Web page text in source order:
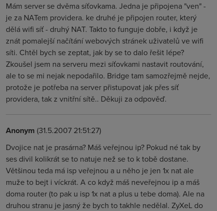
Mám server se dvěma síťovkama. Jedna je připojena "ven" -
je za NATem providera. ke druhé je připojen router, který
dělá wifi síť - druhý NAT. Takto to funguje dobře, i když je
znát pomalejší načítání webových stránek uživatelů ve wifi
síti. Chtěl bych se zeptat, jak by se to dalo řešit lépe?
Zkoušel jsem na serveru mezi síťovkami nastavit routování,
ale to se mi nejak nepodařilo. Bridge tam samozřejmě nejde,
protože je potřeba na server přistupovat jak přes síť
providera, tak z vnitřní sítě.. Děkuji za odpověď.
Anonym (31.5.2007 21:51:27)
Dvojice nat je prasárna? Máš veřejnou ip? Pokud né tak by
ses divil kolikrát se to natuje než se to k tobě dostane.
Většinou teda má isp veřejnou a u něho je jen 1x nat ale
muže to bejt i víckrát. A co když máš neveřejnou ip a máš
doma router (to pak u isp 1x nat a plus u tebe doma). Ale na
druhou stranu je jasný že bych to takhle nedělal. ZyXeL do